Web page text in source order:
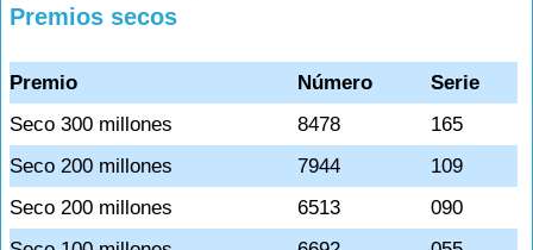
Premios secos
Premio Número
Serie
Seco 300 millones
8478
165
Seco 200 millones
7944
109
Seco 200 millones
6513
090